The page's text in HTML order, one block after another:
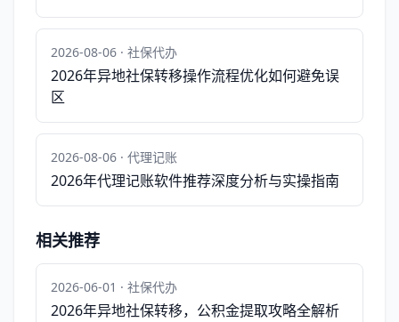
2026-08-06 · 社保代办
2026年异地社保转移操作流程优化如何避免误
区
2026-08-06 · 代理记账
2026年代理记账软件推荐深度分析与实操指南
相关推荐
2026-06-01 · 社保代办
2026年异地社保转移，公积金提取攻略全解析